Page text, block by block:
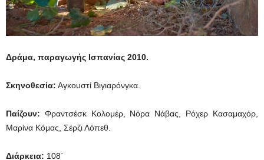
Δράμα, παραγωγής Ισπανίας 2010.
Σκηνοθεσία: Αγκουστί Βιγιαρόνγκα.
Παίζουν: Φραντσέσκ Κολομέρ, Νόρα Νάβας, Ρόχερ Κασαμαχόρ,
Μαρίνα Κόμας, Σέρζι Λόπεθ.
Διάρκεια: 108΄